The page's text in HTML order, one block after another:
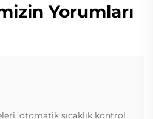
Yorumları
otomatik sıcaklık kontrol